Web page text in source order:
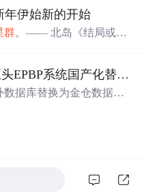
年伊始新的开始
群。—— 北岛《结局或开
信...
金仓数据库助力某油气巨头EPBP系统国产化替换，测试工程师亲述“零感知”升级之旅
数据库替换为金仓数据